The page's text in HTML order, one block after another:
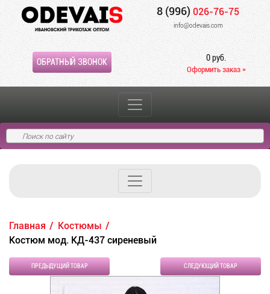
8 (996) 026-76-75
info@odevais.com
ОБРАТНЫЙ ЗВОНОК 0 руб.
Оформить заказ »
Главная
Костюмы
Костюм мод. КД-437 сиреневый
ПРЕДЫДУЩИЙ ТОВАР СЛЕДУЮЩИЙ ТОВАР